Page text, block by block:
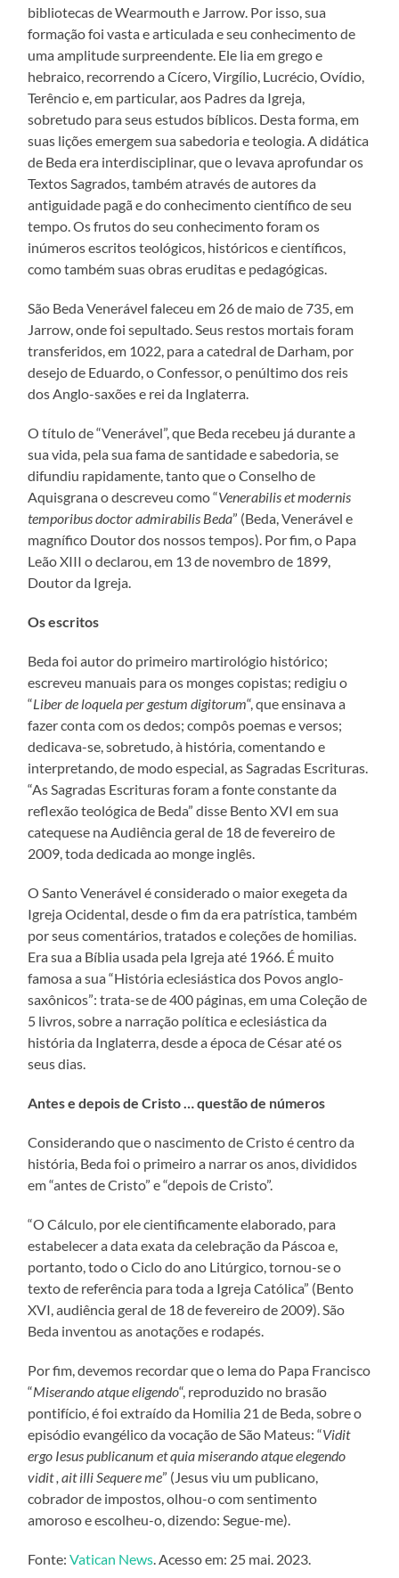
bibliotecas de Wearmouth e Jarrow. Por isso, sua
formação foi vasta e articulada e seu conhecimento de
uma amplitude surpreendente. Ele lia em grego e
hebraico, recorrendo a Cícero, Virgílio, Lucrécio, Ovídio,
Terêncio e, em particular, aos Padres da Igreja,
sobretudo para seus estudos bíblicos. Desta forma, em
suas lições emergem sua sabedoria e teologia. A didática
de Beda era interdisciplinar, que o levava aprofundar os
Textos Sagrados, também através de autores da
antiguidade pagã e do conhecimento científico de seu
tempo. Os frutos do seu conhecimento foram os
inúmeros escritos teológicos, históricos e científicos,
como também suas obras eruditas e pedagógicas.
São Beda Venerável faleceu em 26 de maio de 735, em
Jarrow, onde foi sepultado. Seus restos mortais foram
transferidos, em 1022, para a catedral de Darham, por
desejo de Eduardo, o Confessor, o penúltimo dos reis
dos Anglo-saxões e rei da Inglaterra.
O título de “Venerável”, que Beda recebeu já durante a
sua vida, pela sua fama de santidade e sabedoria, se
difundiu rapidamente, tanto que o Conselho de
Aquisgrana o descreveu como “Venerabilis et modernis
temporibus doctor admirabilis Beda” (Beda, Venerável e
magnífico Doutor dos nossos tempos). Por fim, o Papa
Leão XIII o declarou, em 13 de novembro de 1899,
Doutor da Igreja.
Os escritos
Beda foi autor do primeiro martirológio histórico;
escreveu manuais para os monges copistas; redigiu o
“Liber de loquela per gestum digitorum“, que ensinava a
fazer conta com os dedos; compôs poemas e versos;
dedicava-se, sobretudo, à história, comentando e
interpretando, de modo especial, as Sagradas Escrituras.
“As Sagradas Escrituras foram a fonte constante da
reflexão teológica de Beda” disse Bento XVI em sua
catequese na Audiência geral de 18 de fevereiro de
2009, toda dedicada ao monge inglês.
O Santo Venerável é considerado o maior exegeta da
Igreja Ocidental, desde o fim da era patrística, também
por seus comentários, tratados e coleções de homilias.
Era sua a Bíblia usada pela Igreja até 1966. É muito
famosa a sua “História eclesiástica dos Povos anglo-
saxônicos”: trata-se de 400 páginas, em uma Coleção de
5 livros, sobre a narração política e eclesiástica da
história da Inglaterra, desde a época de César até os
seus dias.
Antes e depois de Cristo … questão de números
Considerando que o nascimento de Cristo é centro da
história, Beda foi o primeiro a narrar os anos, divididos
em “antes de Cristo” e “depois de Cristo”.
“O Cálculo, por ele cientificamente elaborado, para
estabelecer a data exata da celebração da Páscoa e,
portanto, todo o Ciclo do ano Litúrgico, tornou-se o
texto de referência para toda a Igreja Católica” (Bento
XVI, audiência geral de 18 de fevereiro de 2009). São
Beda inventou as anotações e rodapés.
Por fim, devemos recordar que o lema do Papa Francisco
“Miserando atque eligendo“, reproduzido no brasão
pontifício, é foi extraído da Homilia 21 de Beda, sobre o
episódio evangélico da vocação de São Mateus: “Vidit
ergo Iesus publicanum et quia miserando atque elegendo
vidit , ait illi Sequere me” (Jesus viu um publicano,
cobrador de impostos, olhou-o com sentimento
amoroso e escolheu-o, dizendo: Segue-me).
Fonte:Vatican News . Acesso em: 25 mai. 2023.